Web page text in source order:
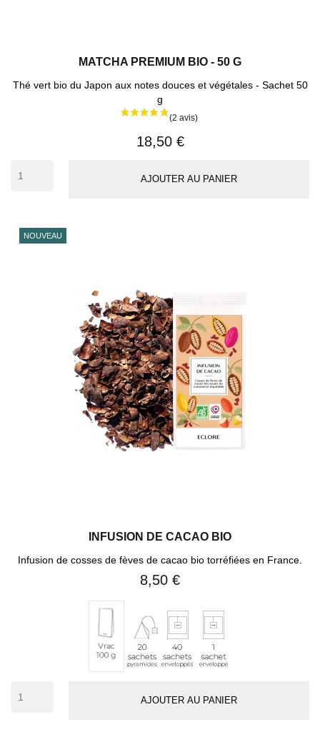
MATCHA PREMIUM BIO - 50 G
Thé vert bio du Japon aux notes douces et végétales - Sachet 50
g
18,50 €
AJOUTER AU PANIER
INFUSION DE CACAO BIO
Infusion de cosses de fèves de cacao bio torréfiées en France.
8,50 €
Vrac
g
sachets
pyramides
40
sachets
enveloppés
1
sachet
individuel
AJOUTER AU PANIER
NOUVEAU